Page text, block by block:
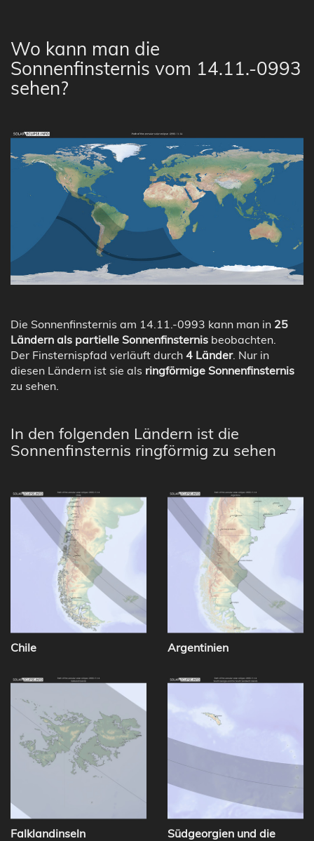
Wo kann man die
Sonnenfinsternis vom 14.11.-0993
sehen?
Die Sonnenfinsternis am 14.11.-0993 kann man in 25
Ländern als partielle Sonnenfinsternis beobachten.
Der Finsternispfad verläuft durch 4 Länder. Nur in
diesen Ländern ist sie als ringförmige Sonnenfinsternis
zu sehen.
In den folgenden Ländern ist die
Sonnenfinsternis ringförmig zu sehen
Chile Argentinien
Falklandinseln Südgeorgien und die